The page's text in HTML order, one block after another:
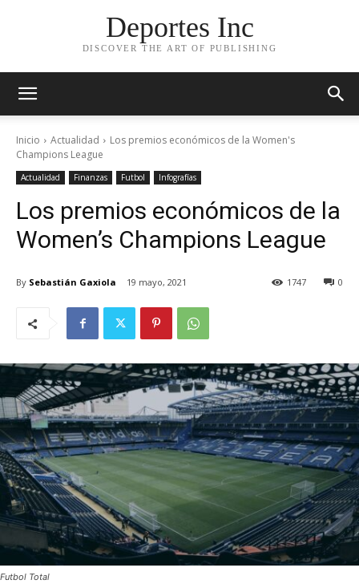
Deportes Inc
DISCOVER THE ART OF PUBLISHING
Inicio Actualidad
Los premios económicos de la Women's
Champions League
Actualidad Finanzas Futbol Infografías
Los premios económicos de la
Women’s Champions League
By Sebastián Gaxiola 19 mayo, 2021 0
1747
Futbol Total